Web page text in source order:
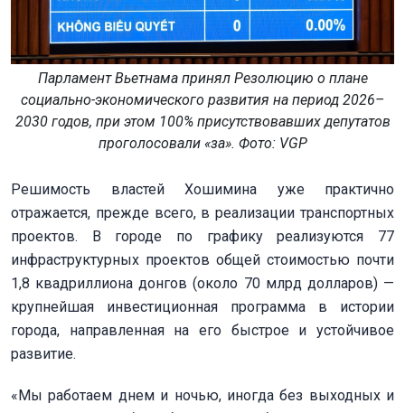
Парламент Вьетнама принял Резолюцию о плане
социально-экономического развития на период 2026–
2030 годов, при этом 100% присутствовавших депутатов
проголосовали «за». Фото: VGP
Решимость властей Хошимина уже практично
отражается, прежде всего, в реализации транспортных
проектов. В городе по графику реализуются 77
инфраструктурных проектов общей стоимостью почти
1,8 квадриллиона донгов (около 70 млрд долларов) —
крупнейшая инвестиционная программа в истории
города, направленная на его быстрое и устойчивое
развитие.
«Мы работаем днем и ночью, иногда без выходных и